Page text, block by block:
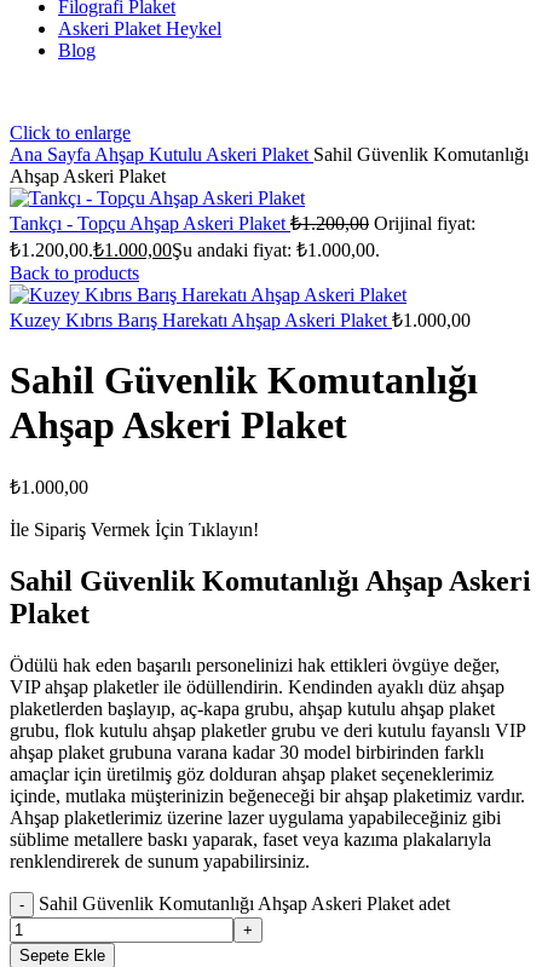
Filografi Plaket
Askeri Plaket Heykel
Blog
Click to enlarge
Ana Sayfa Ahşap Kutulu Askeri Plaket Sahil Güvenlik Komutanlığı
Ahşap Askeri Plaket
Tankçı - Topçu Ahşap Askeri Plaket ₺1.200,00 Orijinal fiyat:
₺1.200,00.₺1.000,00Şu andaki fiyat: ₺1.000,00.
Back to products
Kuzey Kıbrıs Barış Harekatı Ahşap Askeri Plaket ₺1.000,00
Sahil Güvenlik Komutanlığı
Ahşap Askeri Plaket
₺1.000,00
İle Sipariş Vermek İçin Tıklayın!
Sahil Güvenlik Komutanlığı Ahşap Askeri
Plaket
Ödülü hak eden başarılı personelinizi hak ettikleri övgüye değer,
VIP ahşap plaketler ile ödüllendirin. Kendinden ayaklı düz ahşap
plaketlerden başlayıp, aç-kapa grubu, ahşap kutulu ahşap plaket
grubu, flok kutulu ahşap plaketler grubu ve deri kutulu fayanslı VIP
ahşap plaket grubuna varana kadar 30 model birbirinden farklı
amaçlar için üretilmiş göz dolduran ahşap plaket seçeneklerimiz
içinde, mutlaka müşterinizin beğeneceği bir ahşap plaketimiz vardır.
Ahşap plaketlerimiz üzerine lazer uygulama yapabileceğiniz gibi
süblime metallere baskı yaparak, faset veya kazıma plakalarıyla
renklendirerek de sunum yapabilirsiniz.
Sahil Güvenlik Komutanlığı Ahşap Askeri Plaket adet
Sepete Ekle